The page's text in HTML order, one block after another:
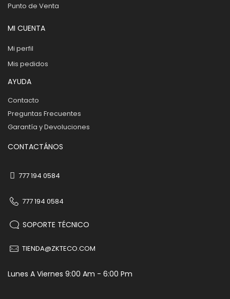
Punto de Venta
MI CUENTA
Mi perfil
Mis pedidos
AYUDA
Contacto
Preguntas Frecuentes
Garantía y Devoluciones
CONTACTÁNOS
777 194 0584
777 194 0584
SOPORTE TÉCNICO
TIENDA@ZKTECO.COM
Lunes A Viernes 9:00 Am - 6:00 Pm